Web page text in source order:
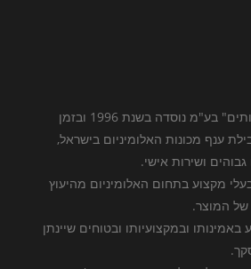
חברת "שלי סחר ושירותים" בע"מ נוסדה בשנת 1996 ובזמן
ענף מכונות האלומיניום בישראל,
ושירות אישי.
מקצוע בתחום האלומיניום מהיעוץ
של המוצר.
באמינותו ובמקצועיותו ובטוחים שיינתן